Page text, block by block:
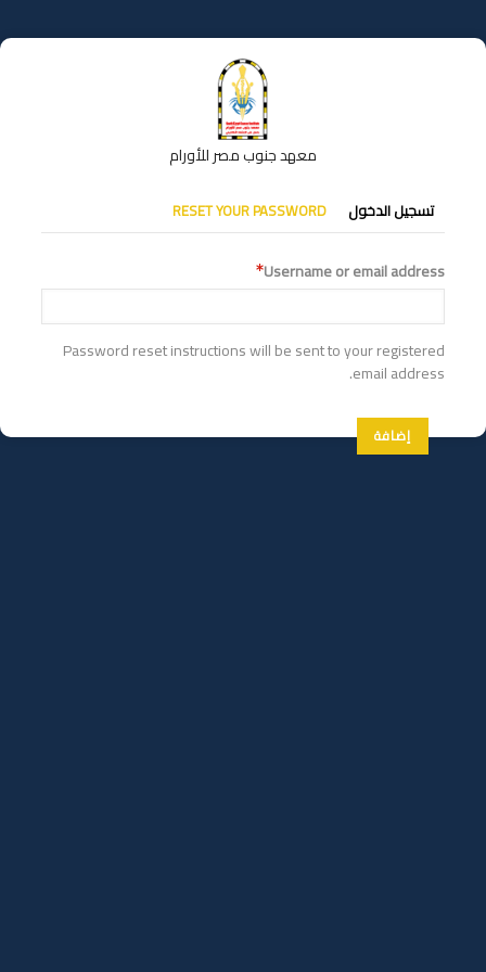
إلى
المحتوى
معهد جنوب مصر للأورام
التبويبات
الأساسية
تسجيل الدخول RESET YOUR PASSWORD
Username or email address
Password reset instructions will be sent to your registered
email address.